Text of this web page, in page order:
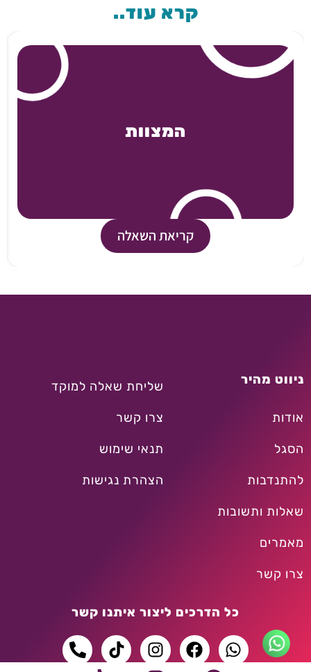
קרא עוד..
המצוות
קריאת השאלה
ניווט מהיר
אודות
הסגל
להתנדבות
שאלות ותשובות
מאמרים
צרו קשר
שליחת שאלה למוקד
צרו קשר
תנאי שימוש
הצהרת נגישות
כל הדרכים ליצור איתנו קשר